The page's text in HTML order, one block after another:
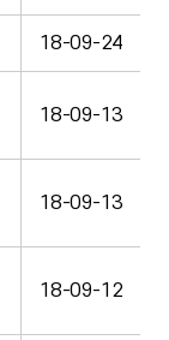
18-09-24
18-09-13
18-09-13
18-09-12